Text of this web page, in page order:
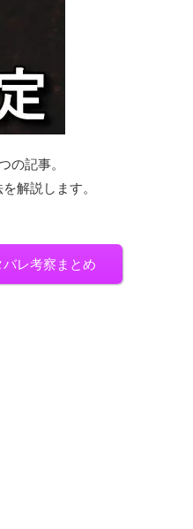
の記事。
解説します。
バレ考察まとめ